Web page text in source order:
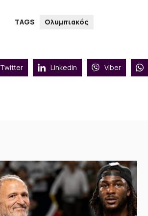
TAGS Ολυμπιακός
Twitter Linkedin Viber